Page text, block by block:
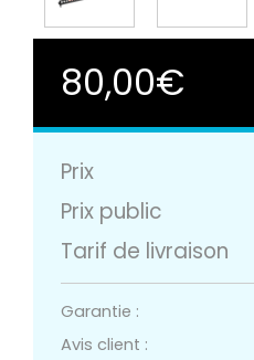
80,00€
Prix
Prix public
Tarif de livraison
Garantie :
Avis client :